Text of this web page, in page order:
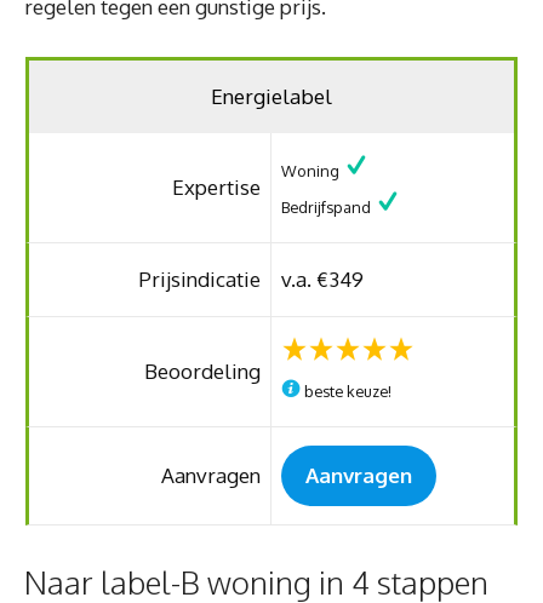
regelen tegen een gunstige prijs.
Energielabel
Expertise
Woning
Bedrijfspand
Prijsindicatie v.a. €349
Beoordeling
beste keuze!
Aanvragen Aanvragen
Naar label-B woning in 4 stappen